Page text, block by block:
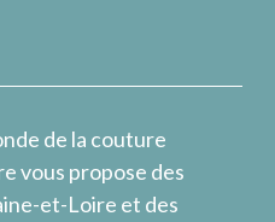
de la couture
vous propose des
et-Loire et des